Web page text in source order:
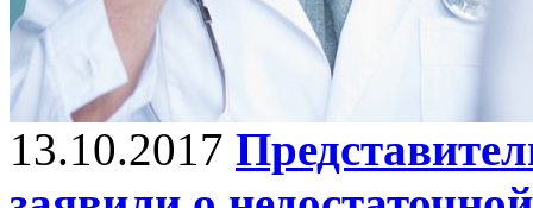
13.10.2017